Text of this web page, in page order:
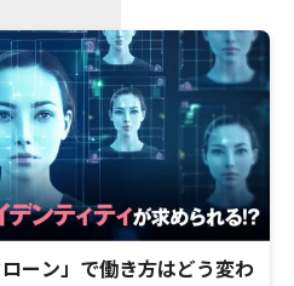
ーン」で働き方はどう変わ